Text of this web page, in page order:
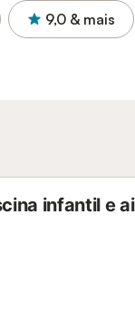
9,0 & mais
infantil e